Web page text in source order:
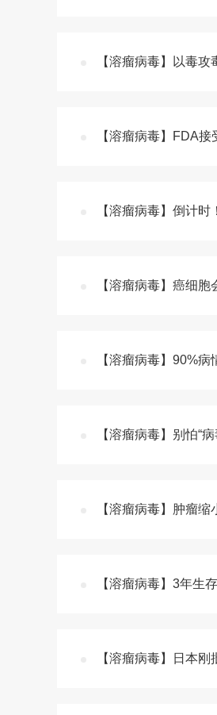
【溶瘤病毒】以毒
【溶瘤病毒】FDA
【溶瘤病毒】倒计
【溶瘤病毒】癌细
【溶瘤病毒】90%
【溶瘤病毒】别怕“
【溶瘤病毒】肿瘤
【溶瘤病毒】3年生
【溶瘤病毒】日本